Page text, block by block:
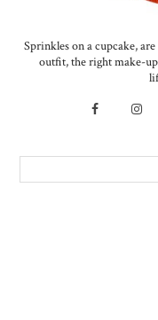
Sprinkles on a cupcake,
outfit, the right make-